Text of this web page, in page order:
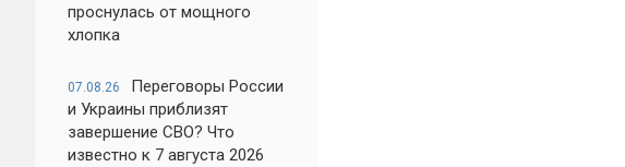
проснулась от мощного
хлопка
07.08.26
Переговоры России
и Украины приблизят
завершение СВО? Что
известно к 7 августа 2026